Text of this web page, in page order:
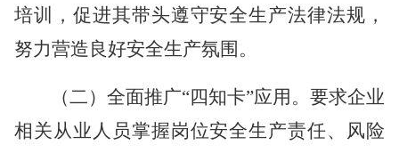
培训，促进其带头遵守安全生产法律法规，
努力营造良好安全生产氛围。
（二）全面推广“四知卡”应用。 要求企业
相关从业人员掌握岗位安全生产责任、风险